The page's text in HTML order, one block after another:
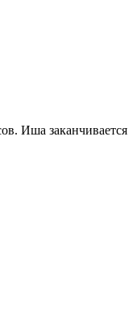
Иша заканчивается